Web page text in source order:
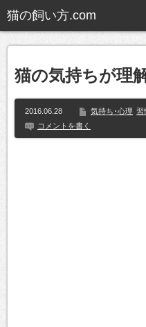
猫の飼い方.com
猫の気持ちが理
2016.06.28 気持ち･心理 習
コメントを書く